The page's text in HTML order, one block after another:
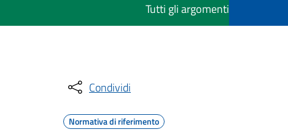
Tutti gli argomenti
Condividi
Normativa di riferimento